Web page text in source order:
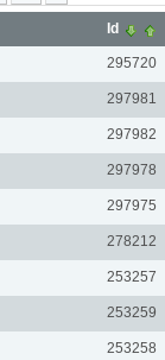
Id
295720
297981
297982
297978
297975
278212
253257
253259
253258